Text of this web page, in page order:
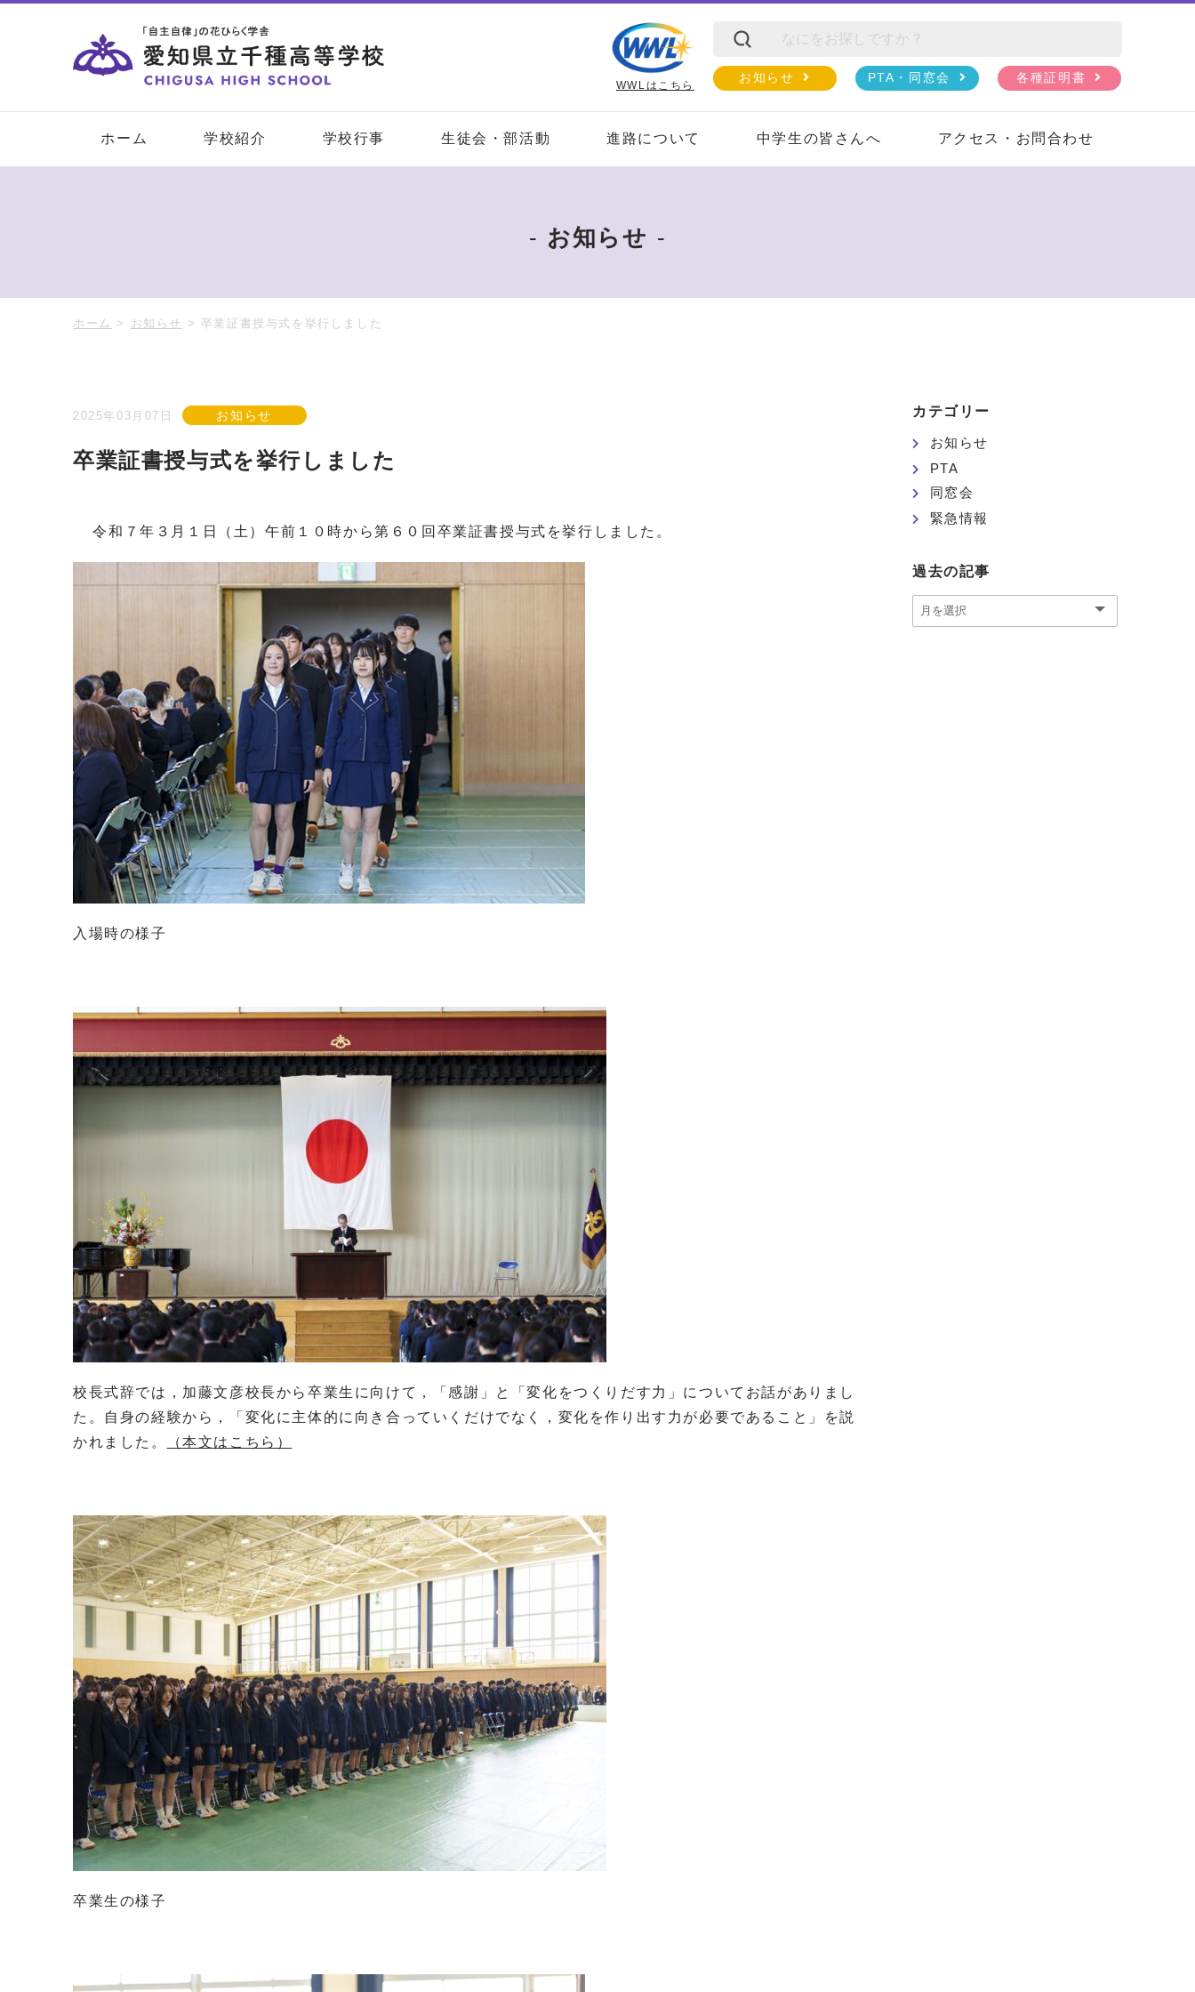
お知らせ PTA・同窓会 各種証明書
WWLはこちら
ホーム 学校紹介 学校行事 生徒会・部活動 進路について 中学生の皆さんへ アクセス・お問合わせ
お知らせ
ホーム > お知らせ > 卒業証書授与式を挙行しました
2025年03月07日 お知らせ
卒業証書授与式を挙行しました
令和７年３月１日（土）午前１０時から第６０回卒業証書授与式を挙行しました。
入場時の様子
校長式辞では，加藤文彦校長から卒業生に向けて，「感謝」と「変化をつくりだす力」についてお話がありまし
た。自身の経験から，「変化に主体的に向き合っていくだけでなく，変化を作り出す力が必要であること」を説
かれました。
（本文はこちら）
卒業生の様子
カテゴリー
お知らせ
PTA
同窓会
緊急情報
過去の記事